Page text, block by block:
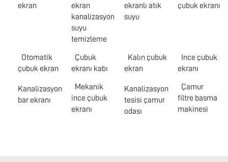
ekran
ekran
kanalizasyon
suyu
temizleme
ekranlı atık
suyu
çubuk ekranı
Otomatik
çubuk ekran
Çubuk
ekranı kabı
Kalın çubuk
ekran
Ince çubuk
ekranı
Kanalizasyon
bar ekranı
Mekanik
ince çubuk
ekranı
Kanalizasyon
tesisi çamur
odası
Çamur
filtre basma
makinesi